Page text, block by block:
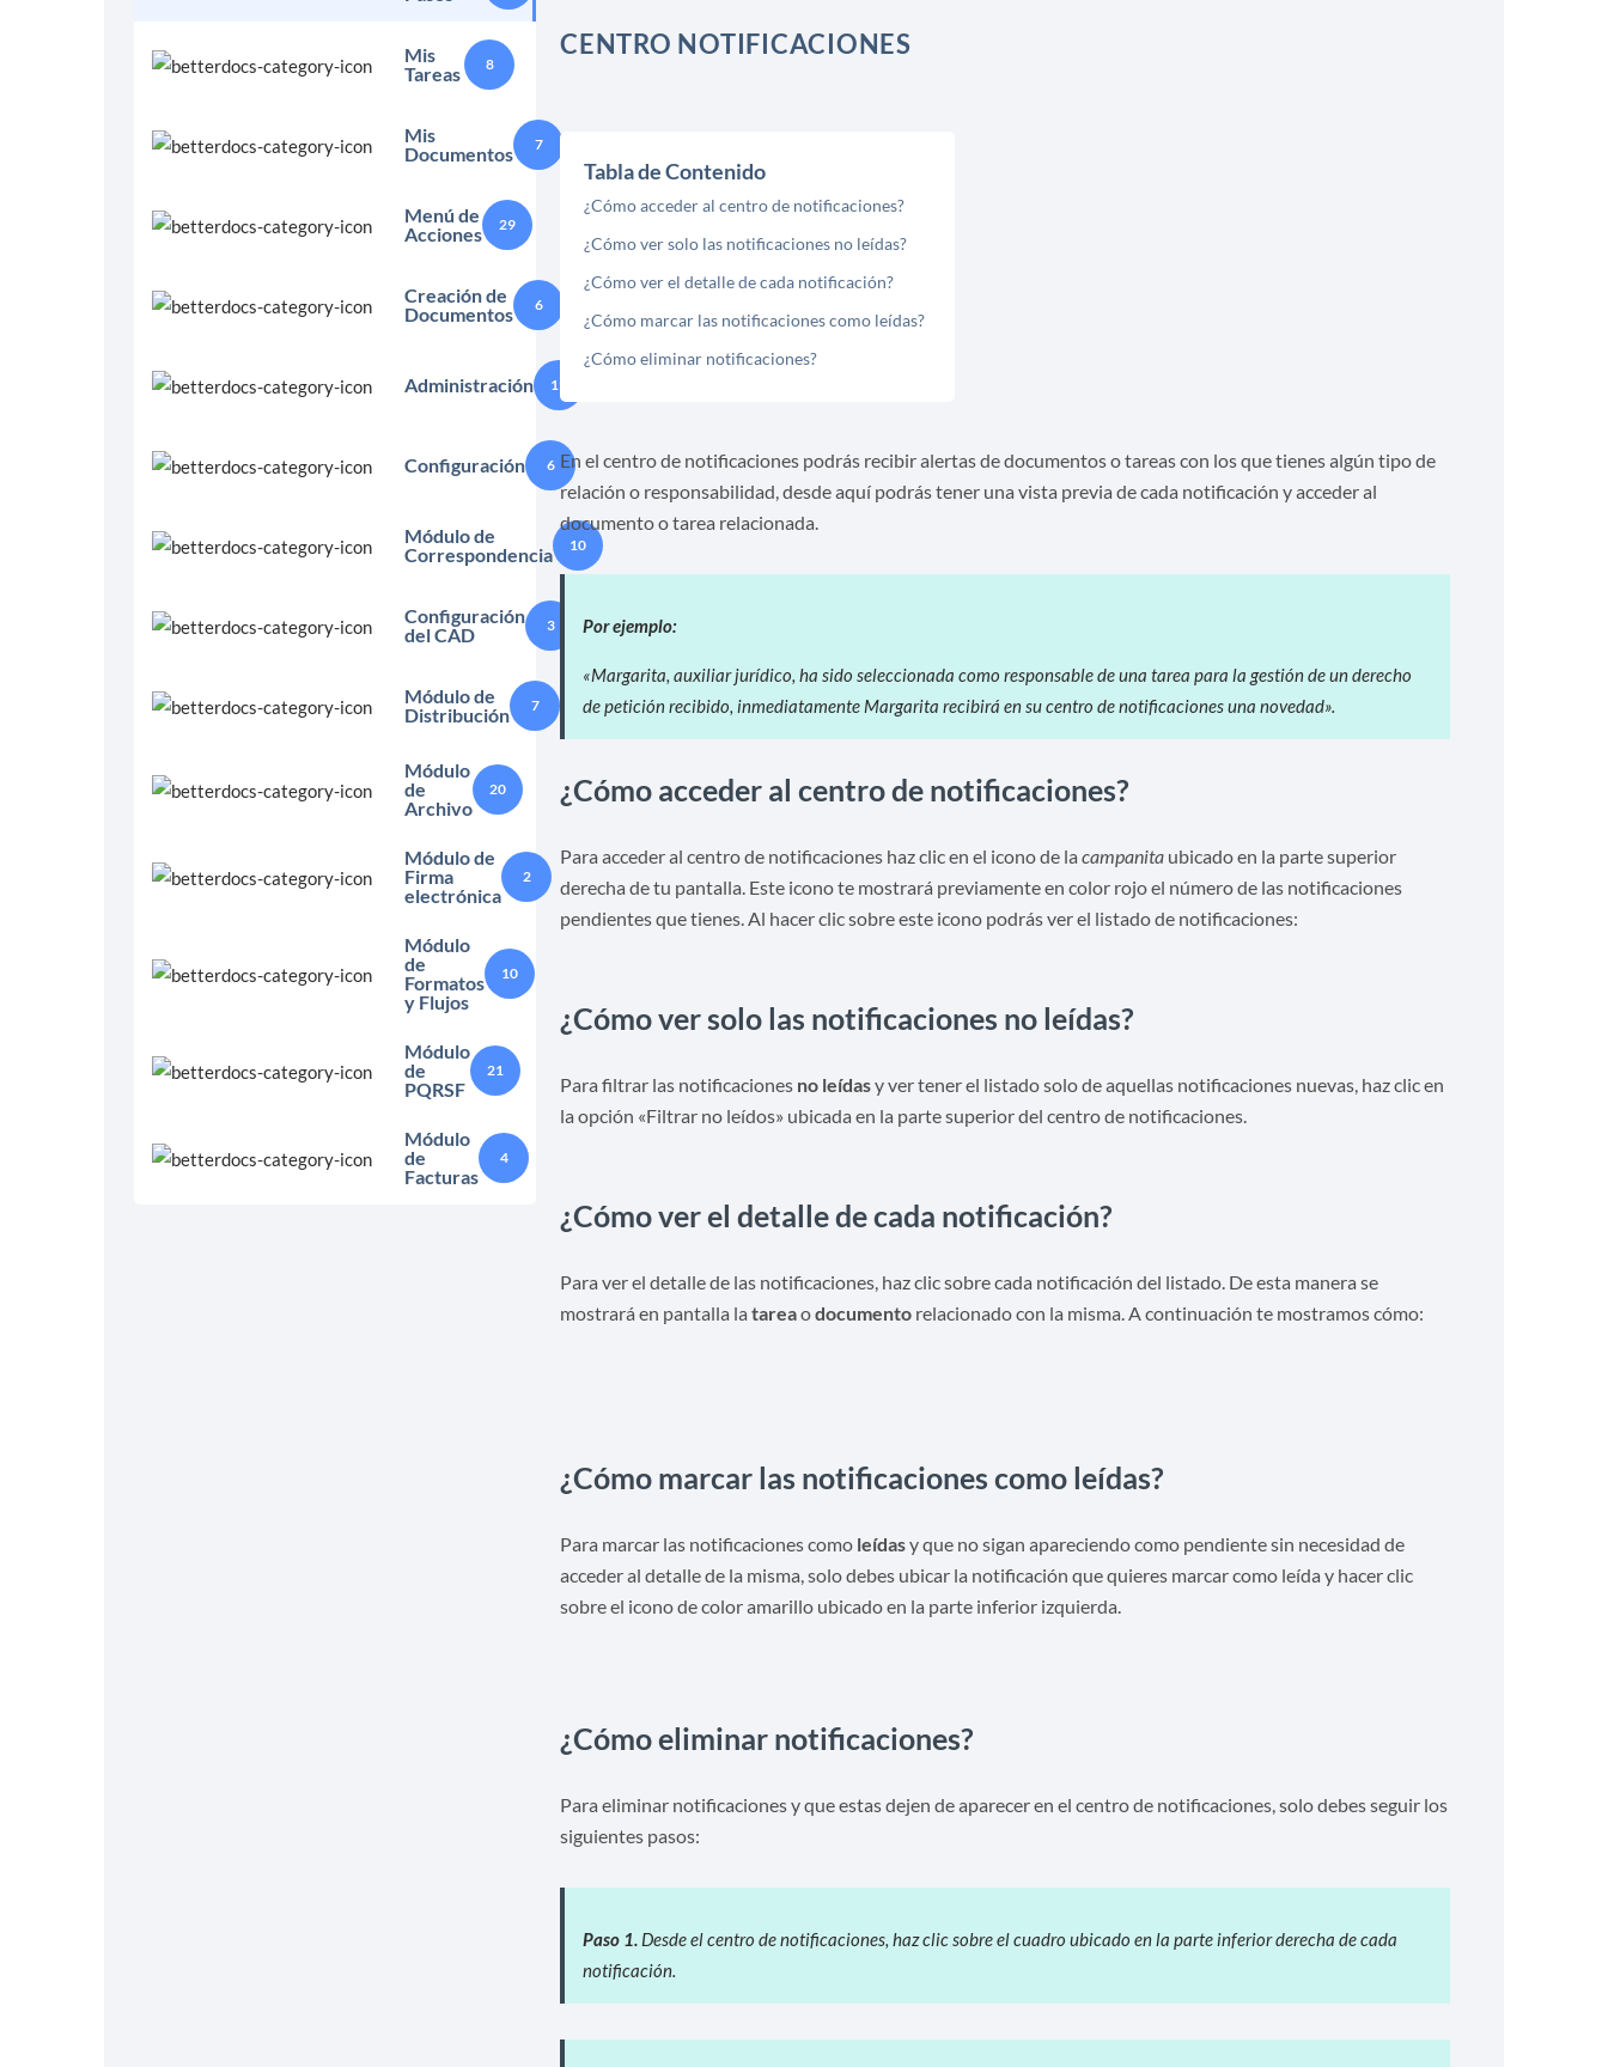
Mis
Tareas
8
Mis
Documentos
7
Menú de
Acciones
29
Creación de
Documentos
6
Administración 19
Configuración 6
Módulo de
Correspondencia
10
Configuración
del CAD
3
Módulo de
Distribución
7
Módulo
de
Archivo
20
Módulo de
Firma
electrónica
2
Módulo
de
Formatos
y Flujos
10
Módulo
de
PQRSF
21
Módulo
de
Facturas
4
CENTRO NOTIFICACIONES
Tabla de Contenido
¿Cómo acceder al centro de notificaciones?
¿Cómo ver solo las notificaciones no leídas?
¿Cómo ver el detalle de cada notificación?
¿Cómo marcar las notificaciones como leídas?
¿Cómo eliminar notificaciones?
En el centro de notificaciones podrás recibir alertas de documentos o tareas con los que tienes algún tipo de
relación o responsabilidad, desde aquí podrás tener una vista previa de cada notificación y acceder al
documento o tarea relacionada.
Por ejemplo:
«Margarita, auxiliar jurídico, ha sido seleccionada como responsable de una tarea para la gestión de un derecho
de petición recibido, inmediatamente Margarita recibirá en su centro de notificaciones una novedad».
¿Cómo acceder al centro de notificaciones?
Para acceder al centro de notificaciones haz clic en el icono de la campanita ubicado en la parte superior
derecha de tu pantalla. Este icono te mostrará previamente en color rojo el número de las notificaciones
pendientes que tienes. Al hacer clic sobre este icono podrás ver el listado de notificaciones:
¿Cómo ver solo las notificaciones no leídas?
Para filtrar las notificaciones no leídasy ver tener el listado solo de aquellas notificaciones nuevas, haz clic en
la opción «Filtrar no leídos» ubicada en la parte superior del centro de notificaciones.
¿Cómo ver el detalle de cada notificación?
Para ver el detalle de las notificaciones, haz clic sobre cada notificación del listado. De esta manera se
mostrará en pantalla la tareaodocumento relacionado con la misma. A continuación te mostramos cómo:
¿Cómo marcar las notificaciones como leídas?
Para marcar las notificaciones como leídasy que no sigan apareciendo como pendiente sin necesidad de
acceder al detalle de la misma, solo debes ubicar la notificación que quieres marcar como leída y hacer clic
sobre el icono de color amarillo ubicado en la parte inferior izquierda.
¿Cómo eliminar notificaciones?
Para eliminar notificaciones y que estas dejen de aparecer en el centro de notificaciones, solo debes seguir los
siguientes pasos:
Paso 1. Desde el centro de notificaciones, haz clic sobre el cuadro ubicado en la parte inferior derecha de cada
notificación.